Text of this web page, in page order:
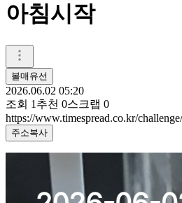
아침시작
볼매유선
2026.06.02 05:20
조회 1 추천 0스크랩 0
https://www.timespread.co.kr/
주소복사